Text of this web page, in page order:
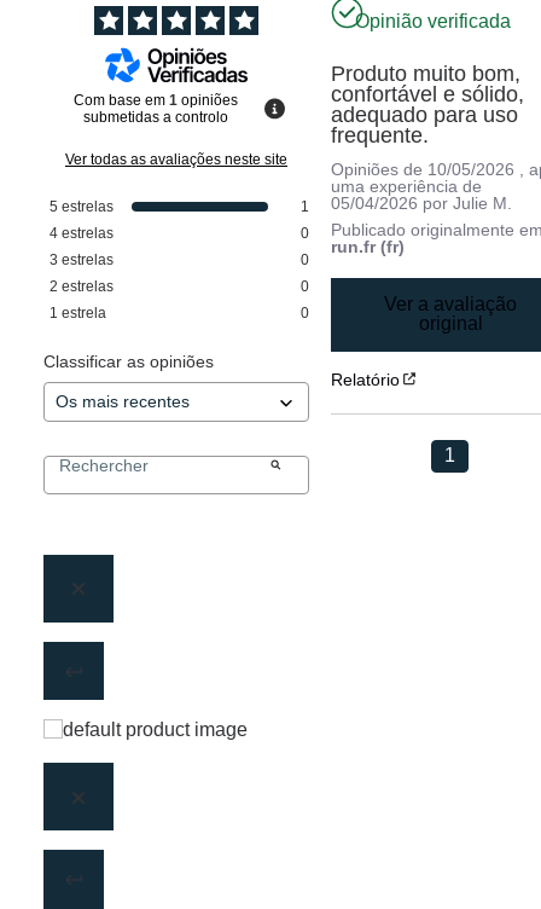
Com base em 1 opiniões
submetidas a controlo
Ver todas as avaliações neste site
5 estrelas
1
4 estrelas
0
3 estrelas
0
2 estrelas
0
1 estrela 0
Classificar as opiniões
Opinião verificada
Produto muito bom,
confortável e sólido,
adequado para uso
frequente.
Opiniões de 10/05/2026
,
uma experiência de
05/04/2026 porJulie M.
Publicado originalmente
run.fr (fr)
Ver a avaliação
original
Relatório
1